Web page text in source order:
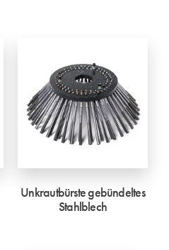
Unkrautbürste gebündeltes
Stahlblech